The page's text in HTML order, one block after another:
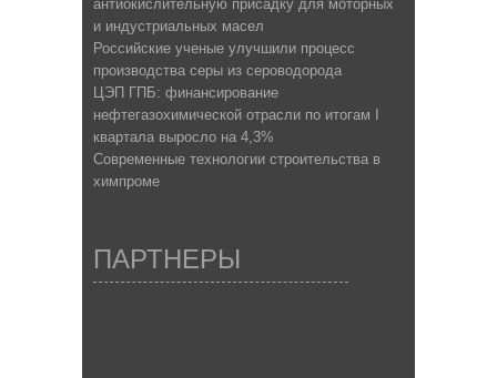
антиокислительную присадку для моторных
и индустриальных масел
Российские ученые улучшили процесс
производства серы из сероводорода
ЦЭП ГПБ: финансирование
нефтегазохимической отрасли по итогам I
квартала выросло на 4,3%
Современные технологии строительства в
химпроме
ПАРТНЕРЫ